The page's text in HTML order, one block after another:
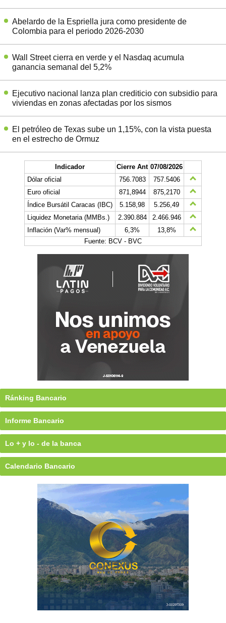
Abelardo de la Espriella jura como presidente de
Colombia para el periodo 2026-2030
Wall Street cierra en verde y el Nasdaq acumula
ganancia semanal del 5,2%
Ejecutivo nacional lanza plan crediticio con subsidio para
viviendas en zonas afectadas por los sismos
El petróleo de Texas sube un 1,15%, con la vista puesta
en el estrecho de Ormuz
Indicador Cierre Ant 07/08/2026
Dólar oficial
756.7083
757.5406
Euro oficial
871,8944
875,2170
Índice Bursátil Caracas (IBC)
5.158,98
5.256,49
Liquidez Monetaria (MMBs.)
2.390.884
2.466.946
Inflación (Var% mensual)
6,3%
13,8%
Fuente: BCV - BVC
Ránking Bancario
Informe Bancario
Lo + y lo - de la banca
Calendario Bancario